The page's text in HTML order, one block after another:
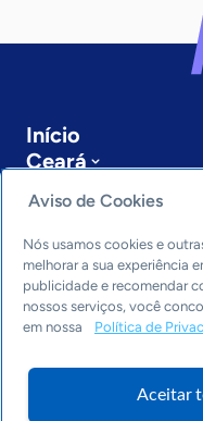
Início
Ceará
Sobre a ASN
Últimas notícias
Entre em contato
Editorias
Economia &
Inovação &
Cultura
Arquivo
Aviso de Cookies
Nós usamos cookies e
melhorar a sua experiência
publicidade e recomendar
nossos serviços, você
em nossa
Política de
Aceitar